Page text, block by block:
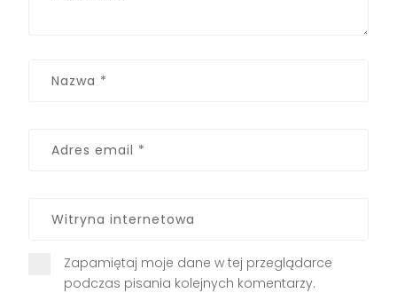
Zapamiętaj moje dane w tej przeglądarce
podczas pisania kolejnych komentarzy.